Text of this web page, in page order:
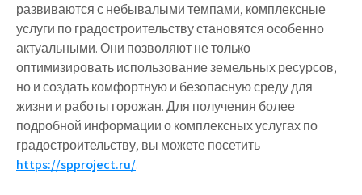
развиваются с небывалыми темпами, комплексные
услуги по градостроительству становятся особенно
актуальными. Они позволяют не только
оптимизировать использование земельных ресурсов,
но и создать комфортную и безопасную среду для
жизни и работы горожан. Для получения более
подробной информации о комплексных услугах по
градостроительству, вы можете посетить
https://spproject.ru/.